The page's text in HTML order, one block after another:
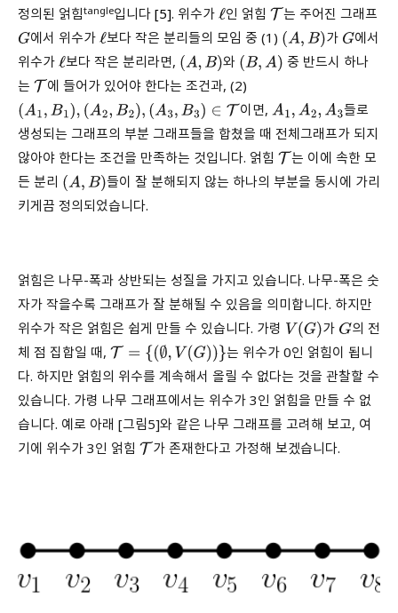
정의된 얽힘tangle입니다 [5]. 위수가 ℓ인 얽힘 T 는 주어진 그래프
G 에서 위수가ℓ보다 작은 분리들의 모임 중 (1) (A,B ) 가 G에서
위수가 ℓ보다 작은 분리라면, (A,B ) 와 (B,A)
중 반드시 하나
는 T 에 들어가 있어야 한다는 조건과, (2)
(A1,B1),(A 2,B2) ,(A3,B3)∈T 이면,A1,A2,A 3
들로
생성되는 그래프의 부분 그래프들을 합쳤을 때 전체그래프가 되지
않아야 한다는 조건을 만족하는 것입니다. 얽힘 T 는 이에 속한 모
든 분리 (A,B )
들이 잘 분해되지 않는 하나의 부분을 동시에 가리
키게끔 정의되었습니다.
얽힘은 나무-폭과 상반되는 성질을 가지고 있습니다. 나무-폭은 숫
자가 작을수록 그래프가 잘 분해될 수 있음을 의미합니다. 하지만
위수가 작은 얽힘은 쉽게 만들 수 있습니다. 가령 V( G) 가 G의 전
체 점 집합일 때, T {(∅, V(G ))}
는 위수가 0인 얽힘이 됩니
다. 하지만 얽힘의 위수를 계속해서 올릴 수 없다는 것을 관찰할 수
있습니다. 가령 나무 그래프에서는 위수가 3인 얽힘을 만들 수 없
습니다. 예로 아래 [그림5]와 같은 나무 그래프를 고려해 보고, 여
기에 위수가 3인 얽힘 T 가 존재한다고 가정해 보겠습니다.